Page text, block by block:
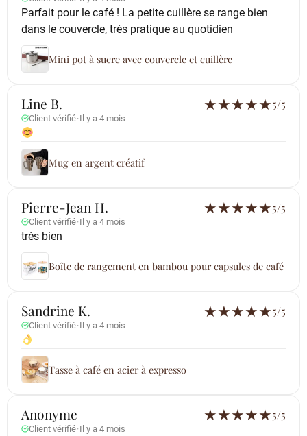
Parfait pour le café ! La petite cuillère se range bien
dans le couvercle, très pratique au quotidien
Mini pot à sucre avec couvercle et cuillère
Line B.
Client vérifié· Il y a 4 mois
★★★★★5/5
Mug en argent créatif
Pierre-Jean H.
Client vérifié· Il y a 4 mois
★★★★★5/5
très bien
Boîte de rangement en bambou pour capsules de café
Sandrine K.
Client vérifié· Il y a 4 mois
★★★★★5/5
Tasse à café en acier à expresso
Anonyme
Client vérifié· Il y a 4 mois
★★★★★5/5